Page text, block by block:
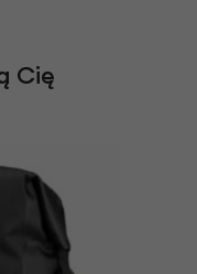
Cię